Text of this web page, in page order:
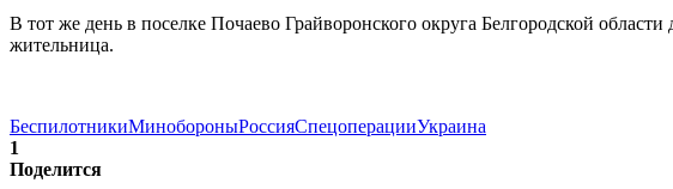
В тот же день в поселке Почаево Грайворонского округа Белгородской
жительница.
БеспилотникиМинобороныРоссияСпецоперацииУкраина
1
Поделится